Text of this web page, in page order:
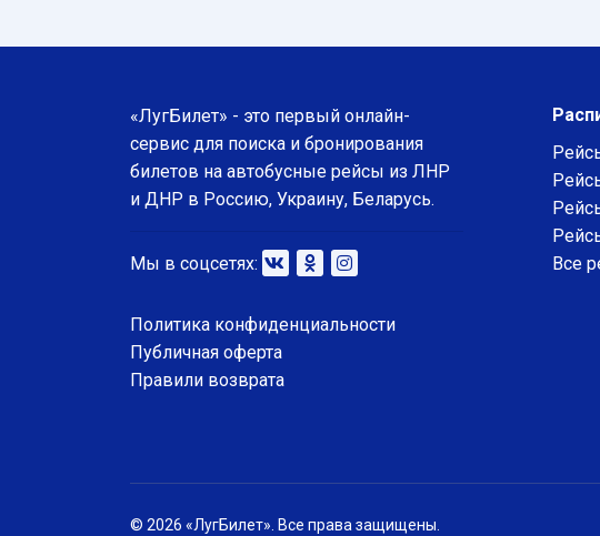
«ЛугБилет» - это первый онлайн-
сервис для поиска и бронирования
билетов на автобусные рейсы из ЛНР
и ДНР в Россию, Украину, Беларусь.
Мы в соцсетях:
Политика конфиденциальности
Публичная оферта
Правили возврата
Все
© 2026 «ЛугБилет». Все права защищены.